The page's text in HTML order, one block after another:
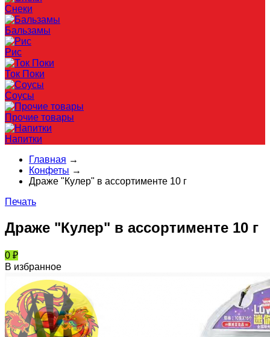
Снеки
Бальзамы
Рис
Ток Поки
Соусы
Прочие товары
Напитки
Главная →
Конфеты →
Драже "Кулер" в ассортименте 10 г
Печать
Драже "Кулер" в ассортименте 10 г
0 ₽
В избранное